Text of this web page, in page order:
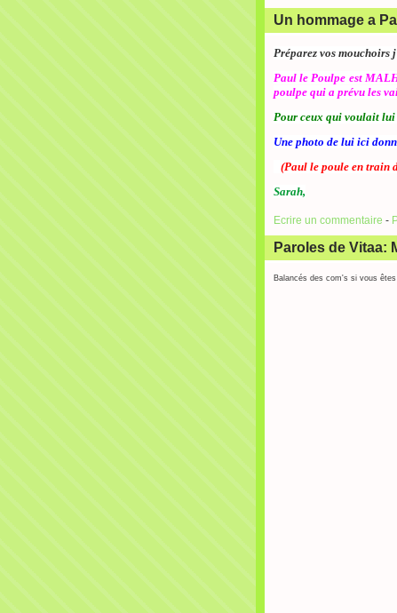
Un hommage a
Préparez vos mouchoirs
Paul le Poulpe est
poulpe qui a prévu les
Pour ceux qui voulait lui
Une photo de lui ici
(Paul le poule en train
Sarah,
Ecrire un commentaire -
Paroles de Vitaa:
Balancés des com's si vous